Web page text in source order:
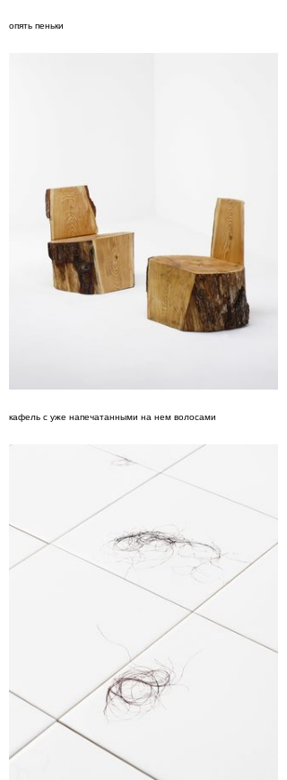
опять пеньки
кафель с уже напечатанными на нем волосами